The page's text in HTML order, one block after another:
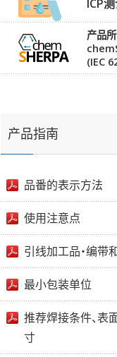
ICP
产品
(IEC
产品指南
品番的表示方法
使用注意点
引线加工品・编带
最小包装单位
推荐焊接条件、表
寸